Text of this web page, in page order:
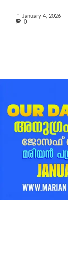
January 4, 2026
0